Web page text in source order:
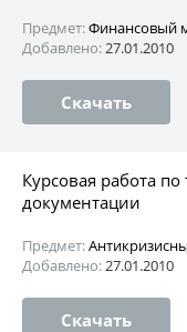
Предмет:Финансовый
Добавлено:27.01.2010
Скачать
Курсовая работа
документации
Предмет:
Добавлено:27.01.2010
Скачать